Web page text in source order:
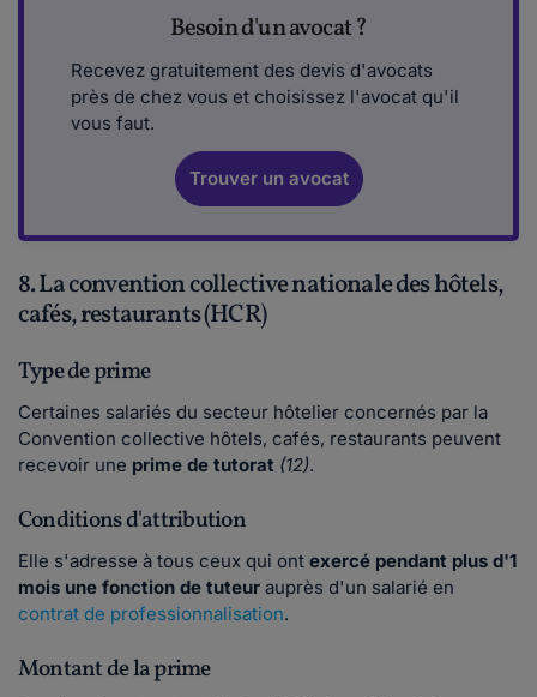
Besoin d'un avocat ?
Recevez gratuitement des devis d'avocats
près de chez vous et choisissez l'avocat qu'il
vous faut.
Trouver un avocat
8. La convention collective nationale des hôtels,
cafés, restaurants (HCR)
Type de prime
Certaines salariés du secteur hôtelier concernés par la
Convention collective hôtels, cafés, restaurants peuvent
recevoir une prime de tutorat (12).
Conditions d'attribution
Elle s'adresse à tous ceux qui ont exercé pendant plus d'1
mois une fonction de tuteur auprès d'un salarié en
contrat de professionnalisation.
Montant de la prime